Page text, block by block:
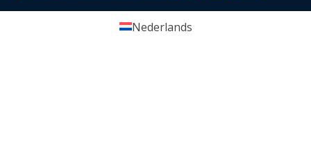
Nederlands